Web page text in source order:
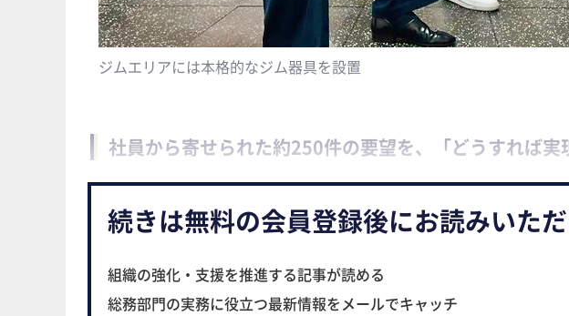
ジムエリアには本格的なジム器具を設置
社員から寄せられた約250件の要望を、「どうすれば実
続きは無料の会員登録後にお読みいただ
組織の強化・支援を推進する記事が読める
総務部門の実務に役立つ最新情報をメールでキャッチ